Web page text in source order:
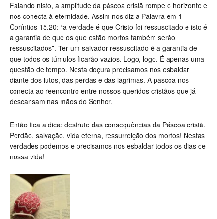
Falando nisto, a amplitude da páscoa cristã rompe o horizonte e
nos conecta à eternidade. Assim nos diz a Palavra em 1
Coríntios 15.20: “a verdade é que Cristo foi ressuscitado e isto é
a garantia de que os que estão mortos também serão
ressuscitados”. Ter um salvador ressuscitado é a garantia de
que todos os túmulos ficarão vazios. Logo, logo. É apenas uma
questão de tempo. Nesta doçura precisamos nos esbaldar
diante dos lutos, das perdas e das lágrimas. A páscoa nos
conecta ao reencontro entre nossos queridos cristãos que já
descansam nas mãos do Senhor.
Então fica a dica: desfrute das consequências da Páscoa cristã.
Perdão, salvação, vida eterna, ressurreição dos mortos! Nestas
verdades podemos e precisamos nos esbaldar todos os dias de
nossa vida!